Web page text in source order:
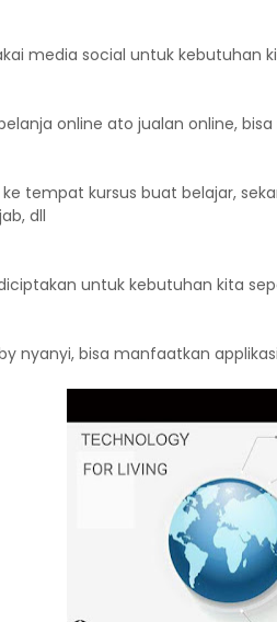
media social untuk kebutuhan
online ato jualan online,
tempat kursus buat belajar,
dll
untuk kebutuhan kita
nyanyi, bisa manfaatkan